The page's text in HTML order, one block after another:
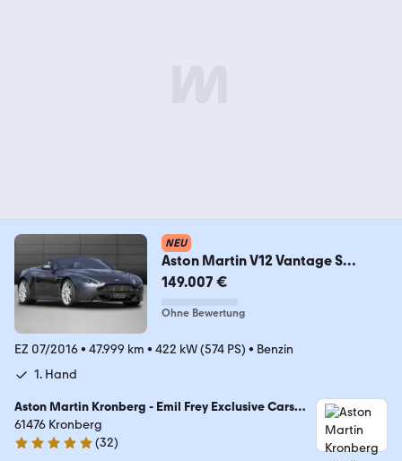
NEU
Aston Martin V12 Vantage S
Roadster
149.007 €
Ohne Bewertung
EZ 07/2016• 47.999 km • 422 kW (574 PS) • Benzin
1. Hand
Aston Martin Kronberg - Emil Frey Exclusive Cars
GmbH
61476 Kronberg
5 Sterne
(32)